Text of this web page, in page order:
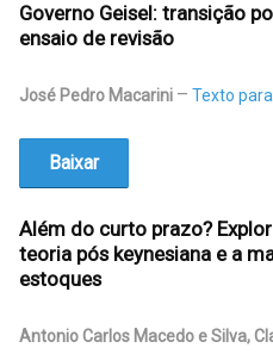
Governo Geisel: transição
ensaio de revisão
José Pedro Macarini Texto
Baixar
Além do curto prazo?
teoria pós keynesiana e a
estoques
Antonio Carlos Macedo e Silva,